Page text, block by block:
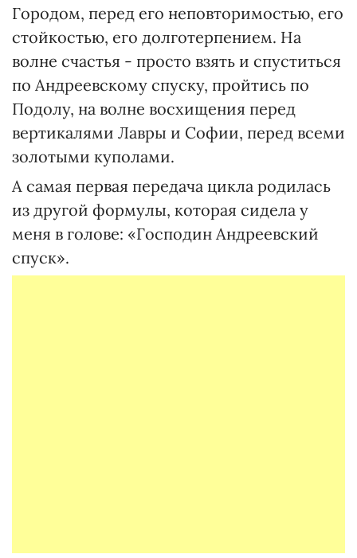
Городом, перед его неповторимостью, его
стойкостью, его долготерпением. На
волне счастья - просто взять и спуститься
по Андреевскому спуску, пройтись по
Подолу, на волне восхищения перед
вертикалями Лавры и Софии, перед всеми
золотыми куполами.
А самая первая передача цикла родилась
из другой формулы, которая сидела у
меня в голове: «Господин Андреевский
спуск».